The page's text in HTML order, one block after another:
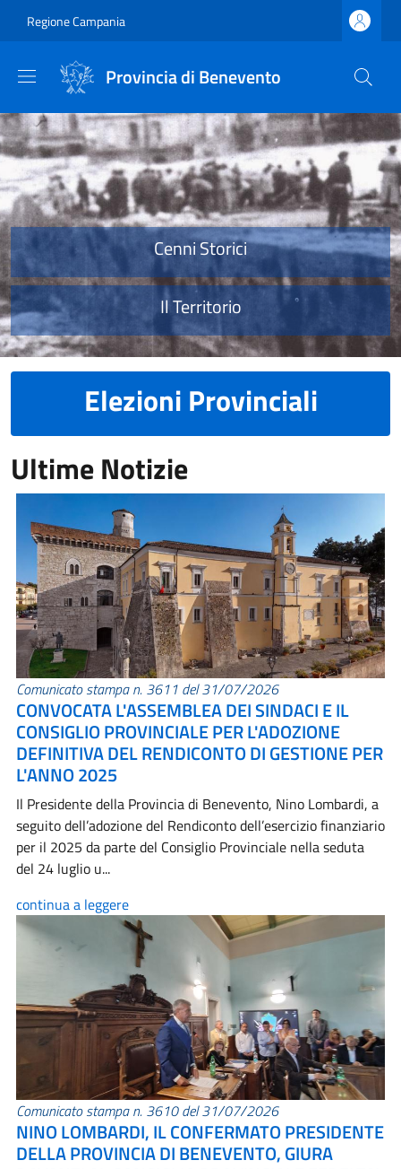
Regione Campania
Provincia di Benevento
Provincia di Benevento
Cenni Storici
Il Territorio
Elezioni Provinciali
Ultime Notizie
Comunicato stampa n. 3611 del 31/07/2026
CONVOCATA L'ASSEMBLEA DEI SINDACI E IL
CONSIGLIO PROVINCIALE PER L'ADOZIONE
DEFINITIVA DEL RENDICONTO DI GESTIONE PER
L'ANNO 2025
Il Presidente della Provincia di Benevento, Nino Lombardi, a
seguito dell’adozione del Rendiconto dell’esercizio finanziario
per il 2025 da parte del Consiglio Provinciale nella seduta
del 24 luglio u...
continua a leggere
Comunicato stampa n. 3610 del 31/07/2026
NINO LOMBARDI, IL CONFERMATO PRESIDENTE
DELLA PROVINCIA DI BENEVENTO, GIURA